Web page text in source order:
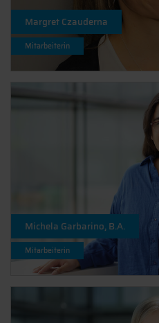
Margret Czauderna
Mitarbeiterin
Michela Garbarino, B.A.
Mitarbeiterin